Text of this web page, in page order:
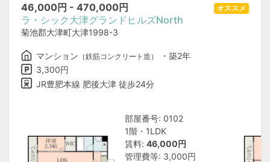
46,000円 - 470,000円
ラ・シック大津グランドヒルズNorth
菊池郡大津町大津1998-3
オススメ
マンション （鉄筋コンクリート造）
・築2年
3,300円
JR豊肥本線 肥後大津 徒歩24分
部屋番号: 0102
1階・1LDK
賃料: 46,000円
管理費等: 3,000円